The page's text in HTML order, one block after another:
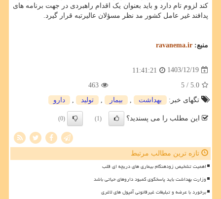
کند لزوم تام دارد و باید بعنوان یک اقدام راهبردی در جهت برنامه های
پدافند غیر عامل کشور مد نظر مسؤلان عالیرتبه قرار گیرد.
منبع: ravanema.ir
1403/12/19
11:41:21
5.0
/ 5
463
تگهای خبر:
بهداشت بیمار تولید دارو
این مطلب را می پسندید؟ (1)
(0)
تازه ترین مطالب مرتبط
اهمیت تشخیص زودهنگام بیماری های دریچه ای قلب
وزارت بهداشت باید پاسخگوی کمبود داروهای حیاتی باشد
برخورد با عرضه و تبلیغات غیرقانونی آمپول های لاغری